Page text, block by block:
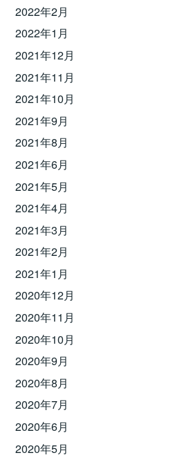
2022年2月
2022年1月
2021年12月
2021年11月
2021年10月
2021年9月
2021年8月
2021年6月
2021年5月
2021年4月
2021年3月
2021年2月
2021年1月
2020年12月
2020年11月
2020年10月
2020年9月
2020年8月
2020年7月
2020年6月
2020年5月